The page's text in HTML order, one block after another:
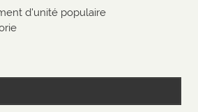
d'unité populaire